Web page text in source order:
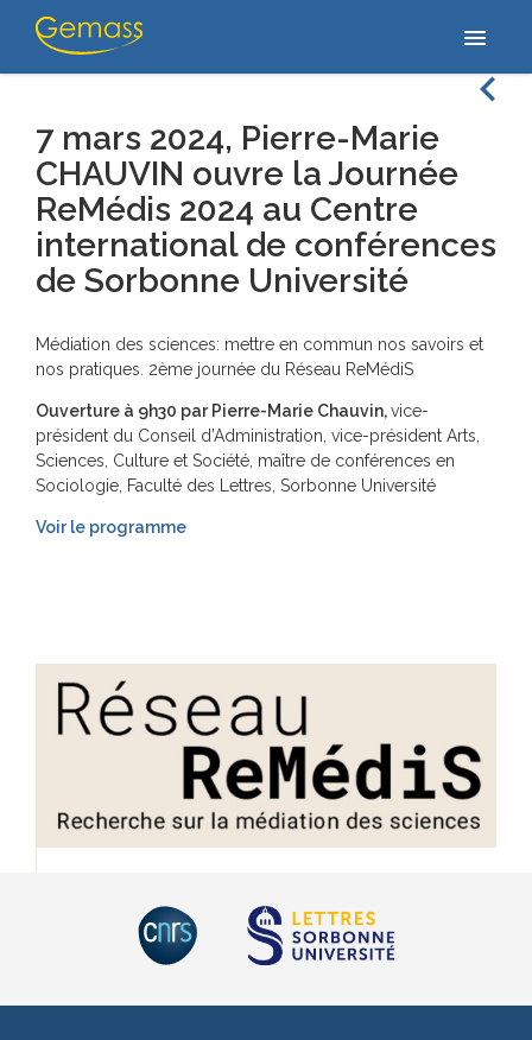
menu
Home // 7 mars 2024, Pierre-Marie CHAUVIN ouvre la Journée
ReMédis 2024 au Centre international de conférences…
navigate_before
7 mars 2024, Pierre-Marie
CHAUVIN ouvre la Journée
ReMédis 2024 au Centre
international de conférences
de Sorbonne Université
Médiation des sciences: mettre en commun nos savoirs et
nos pratiques. 2ème journée du Réseau ReMédiS
Ouverture à 9h30 par Pierre-Marie Chauvin,vice-
président du Conseil d’Administration, vice-président Arts,
Sciences, Culture et Société, maître de conférences en
Sociologie, Faculté des Lettres, Sorbonne Université
Voir le programme